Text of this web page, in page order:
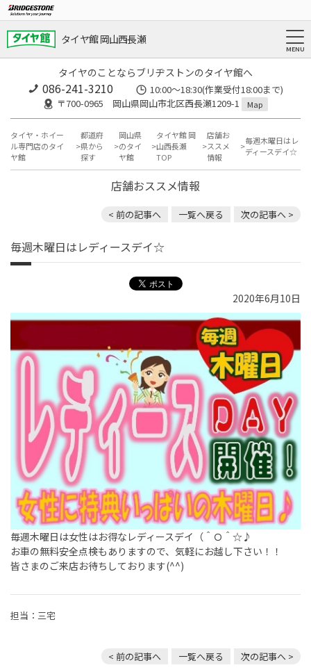
タイヤ館 岡山西長瀬
タイヤのことならブリヂストンのタイヤ館へ
086-241-3210
10:00〜18:30(作業受付18:00まで)
〒700-0965 岡山県岡山市北区西長瀬1209-1
Map
タイヤ・ホイー
ル専門店のタイ
ヤ館
都道府
県から
探す
岡山県
のタイ
ヤ館
タイヤ館 岡
山西長瀬
TOP
店舗お
ススメ
情報
毎週木曜日はレ
ディースデイ☆
店舗おススメ情報
< 前の記事へ 一覧へ戻る 次の記事へ >
毎週木曜日はレディースデイ☆
2020年6月10日
毎週木曜日は女性はお得なレディースデイ（＾Ｏ＾☆♪
お車の無料安全点検もありますので、気軽にお越し下さい！！
皆さまのご来店お待ちしております(^^)
担当：三宅
< 前の記事へ 一覧へ戻る 次の記事へ >